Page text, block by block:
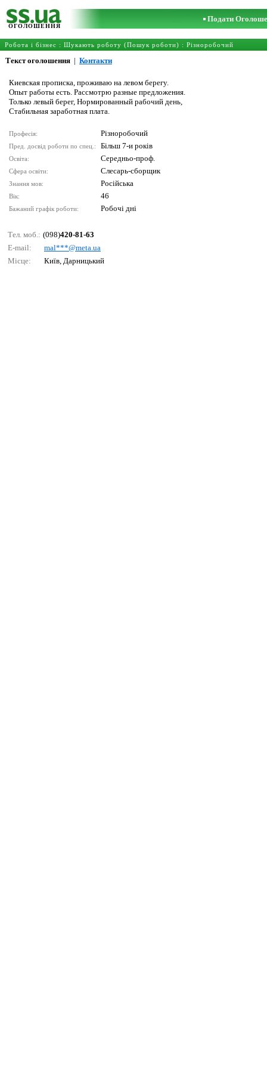
ОГОЛОШЕННЯ
Подати
Робота і бізнес : Шукають роботу (Пошук роботи) : Різноробочий
Текст оголошення | Контакти
Киевская прописка, проживаю на левом берегу.
Опыт работы есть. Рассмотрю разные предложения.
Только левый берег, Нормированный рабочий день,
Стабильная заработная плата.
Професія: Різноробочий
Пред. досвід роботи по спец.: Більш 7-и років
Освіта: Середньо-проф.
Сфера освіти: Слесарь-сборщик
Знання мов: Російська
Вік: 46
Бажаний графік роботи: Робочі дні
Тел. моб.: (098)420-81-63
E-mail:
mаl***@mеtа.uа
Місце:
Київ, Дарницький